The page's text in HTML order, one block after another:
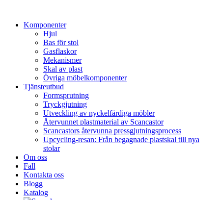
innehållKomponenter
Hjul
Bas för stol
Gasflaskor
Mekanismer
Skal av plast
Övriga möbelkomponenter
Tjänsteutbud
Formsprutning
Tryckgjutning
Utveckling av nyckelfärdiga möbler
Återvunnet plastmaterial av Scancastor
Scancastors återvunna pressgjutningsprocess
Upcycling-resan: Från begagnade plastskal till nya
stolar
Om oss
Fall
Kontakta oss
Blogg
Katalog